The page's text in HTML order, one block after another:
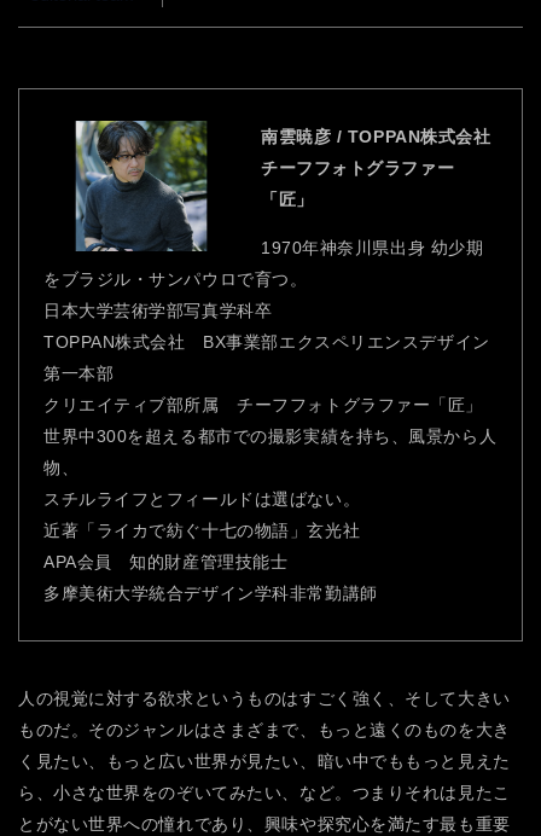
南雲暁彦 / TOPPAN株式会社
チーフフォトグラファー
「匠」
1970年神奈川県出身 幼少期
をブラジル・サンパウロで育つ。
日本大学芸術学部写真学科卒
TOPPAN株式会社 BX事業部エクスペリエンスデザイン
第一本部
クリエイティブ部所属 チーフフォトグラファー「匠」
世界中300を超える都市での撮影実績を持ち、風景から人
物、
スチルライフとフィールドは選ばない。
近著「ライカで紡ぐ十七の物語」玄光社
APA会員 知的財産管理技能士
多摩美術大学統合デザイン学科非常勤講師
人の視覚に対する欲求というものはすごく強く、そして大きい
ものだ。そのジャンルはさまざまで、もっと遠くのものを大き
く見たい、もっと広い世界が見たい、暗い中でももっと見えた
ら、小さな世界をのぞいてみたい、など。つまりそれは見たこ
とがない世界への憧れであり、興味や探究心を満たす最も重要